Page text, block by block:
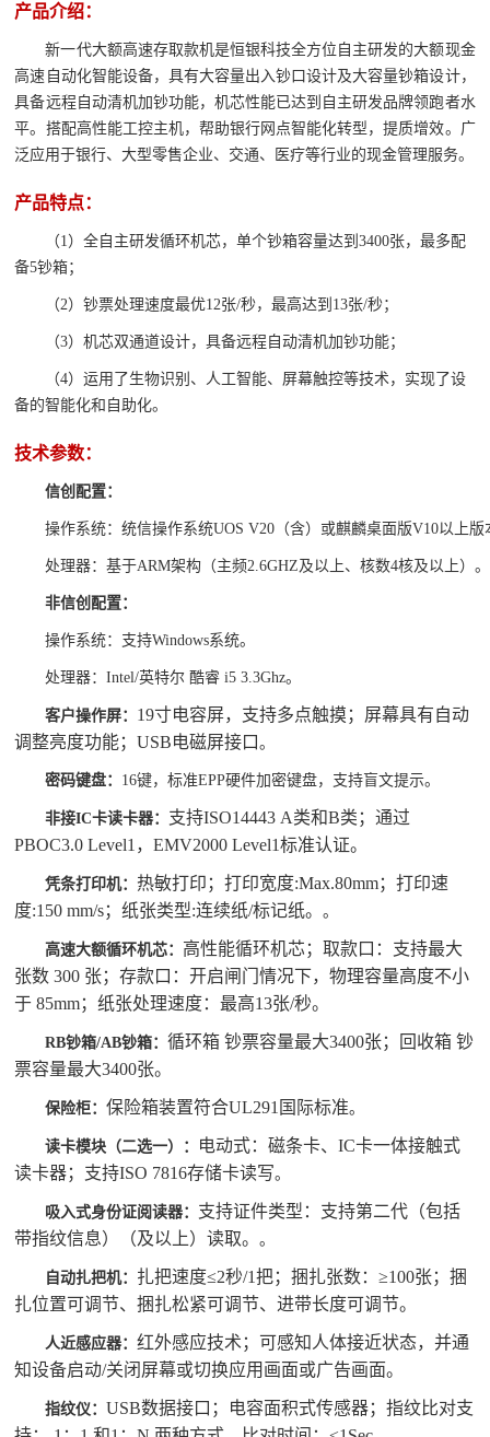
产品介绍：
新一代大额高速存取款机是恒银科技全方位自主研发的大额现金
高速自动化智能设备，具有大容量出入钞口设计及大容量钞箱设计，
具备远程自动清机加钞功能，机芯性能已达到自主研发品牌领跑者水
平。搭配高性能工控主机，帮助银行网点智能化转型，提质增效。广
泛应用于银行、大型零售企业、交通、医疗等行业的现金管理服务。
产品特点：
（1）全自主研发循环机芯，单个钞箱容量达到3400张，最多配
备5钞箱；
（2）钞票处理速度最优12张/秒，最高达到13张/秒；
（3）机芯双通道设计，具备远程自动清机加钞功能；
（4）运用了生物识别、人工智能、屏幕触控等技术，实现了设
备的智能化和自助化。
技术参数：
信创配置：
操作系统：统信操作系统UOS V20（含）或麒麟桌面版V10以上版
处理器：基于ARM架构（主频2.6GHZ及以上、核数4核及以上）。
非信创配置：
操作系统：支持Windows系统。
处理器：Intel/英特尔 酷睿 i5 3.3Ghz。
客户操作屏： 19寸电容屏，支持多点触摸；屏幕具有自动
调整亮度功能；USB电磁屏接口。
密码键盘： 16键，标准EPP硬件加密键盘，支持盲文提示。
非接IC卡读卡器： 支持ISO14443 A类和B类；通过
PBOC3.0 Level1，EMV2000 Level1标准认证。
凭条打印机：热敏打印；打印宽度:Max.80mm；打印速
度:150 mm/s；纸张类型:连续纸/标记纸。。
高速大额循环机芯： 高性能循环机芯；取款口：支持最大
张数 300 张；存款口：开启闸门情况下，物理容量高度不小
于 85mm；纸张处理速度：最高13张/秒。
RB钞箱/AB钞箱：循环箱 钞票容量最大3400张；回收箱 钞
票容量最大3400张。
保险柜：保险箱装置符合UL291国际标准。
读卡模块（二选一）：
电动式：磁条卡、IC卡一体接触式
读卡器；支持ISO 7816存储卡读写。
吸入式身份证阅读器： 支持证件类型：支持第二代（包括
带指纹信息）（及以上）读取。。
自动扎把机： 扎把速度≤2秒/1把；捆扎张数：≥100张；捆
扎位置可调节、捆扎松紧可调节、进带长度可调节。
人近感应器：红外感应技术；可感知人体接近状态，并通
知设备启动/关闭屏幕或切换应用画面或广告画面。
指纹仪： USB数据接口；电容面积式传感器；指纹比对支